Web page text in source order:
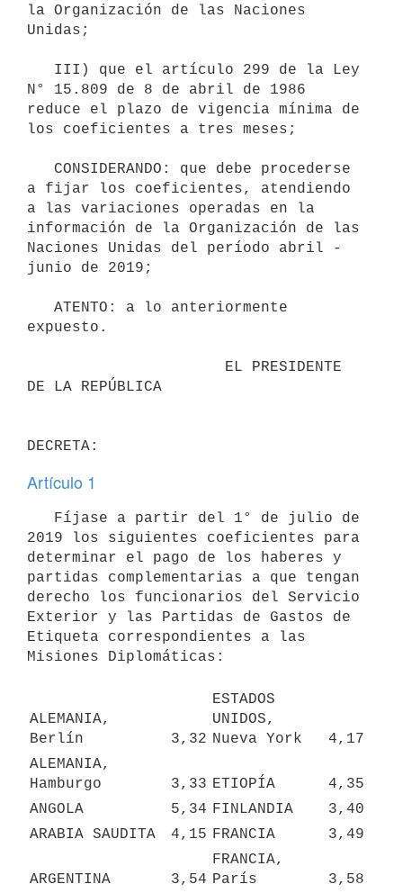
la Organización de las Naciones
Unidas;
N° 15.809 de 8 de abril de 1986
reduce el plazo de vigencia mínima de
los coeficientes a tres meses;
a fijar los coeficientes, atendiendo
a las variaciones operadas en la
información de la Organización de las
Naciones Unidas del período abril -
junio de 2019;
expuesto.
DE LA REPÚBLICA
Artículo 1
2019 los siguientes coeficientes para
determinar el pago de los haberes y
partidas complementarias a que tengan
derecho los funcionarios del Servicio
Exterior y las Partidas de Gastos de
Etiqueta correspondientes a las
Misiones Diplomáticas:
ALEMANIA,
Berlín
3,32
ESTADOS
UNIDOS,
Nueva York
4,17
ALEMANIA,
Hamburgo
3,33 ETIOPÍA
4,35
ANGOLA
5,34 FINLANDIA
3,40
ARABIA SAUDITA
4,15 FRANCIA 3,49
ARGENTINA 3,54
FRANCIA,
París
3,58